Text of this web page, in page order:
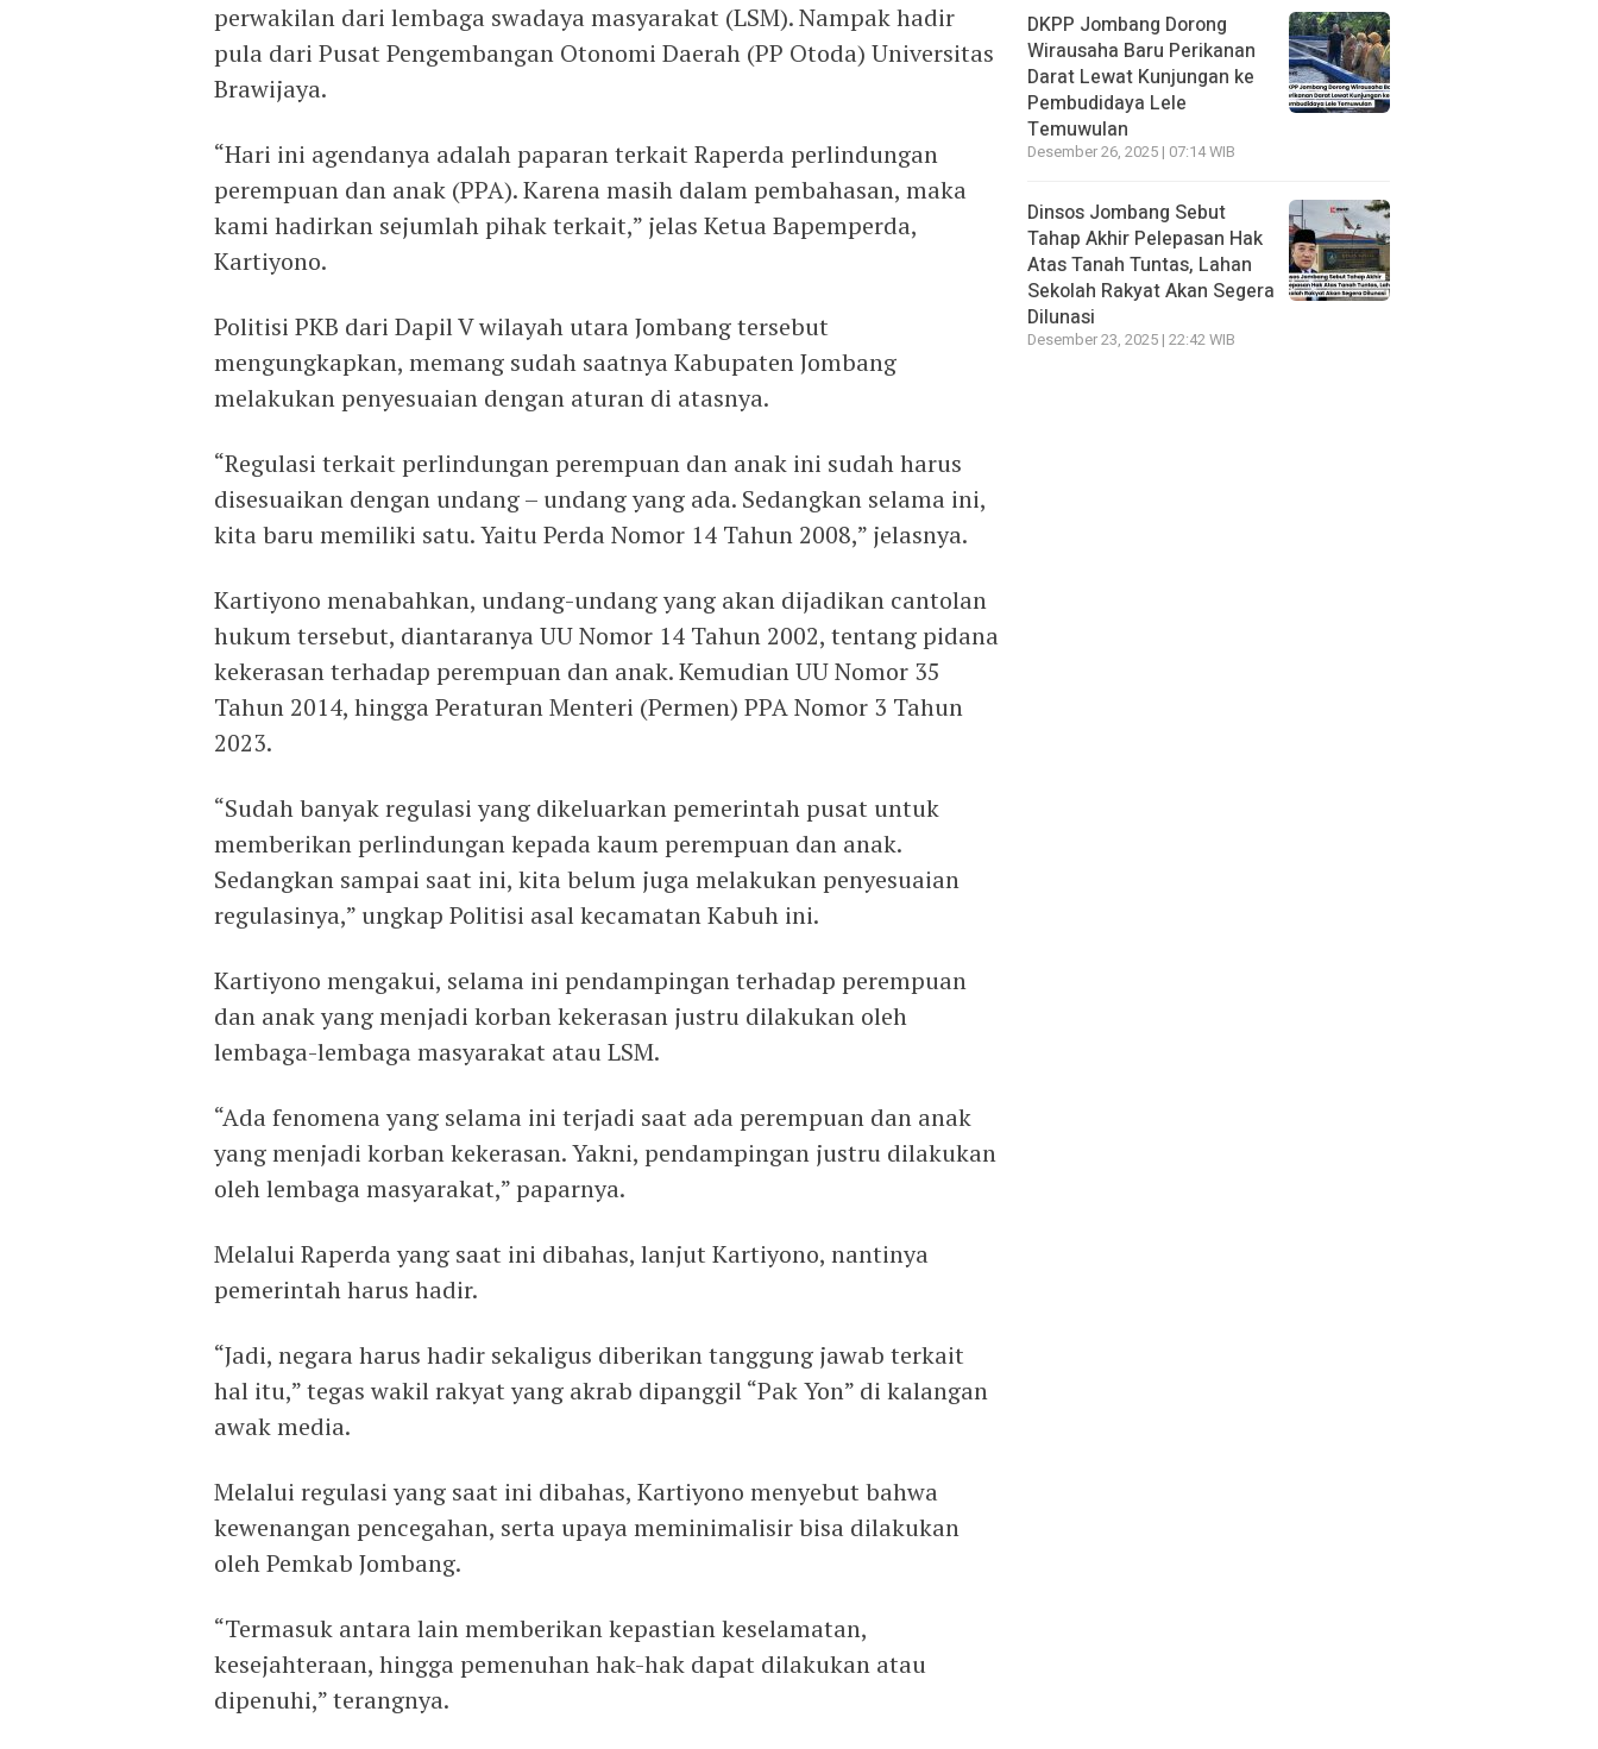
perwakilan dari lembaga swadaya masyarakat (LSM). Nampak hadir
pula dari Pusat Pengembangan Otonomi Daerah (PP Otoda) Universitas
Brawijaya.
“Hari ini agendanya adalah paparan terkait Raperda perlindungan
perempuan dan anak (PPA). Karena masih dalam pembahasan, maka
kami hadirkan sejumlah pihak terkait,” jelas Ketua Bapemperda,
Kartiyono.
Politisi PKB dari Dapil V wilayah utara Jombang tersebut
mengungkapkan, memang sudah saatnya Kabupaten Jombang
melakukan penyesuaian dengan aturan di atasnya.
“Regulasi terkait perlindungan perempuan dan anak ini sudah harus
disesuaikan dengan undang – undang yang ada. Sedangkan selama ini,
kita baru memiliki satu. Yaitu Perda Nomor 14 Tahun 2008,” jelasnya.
Kartiyono menabahkan, undang-undang yang akan dijadikan cantolan
hukum tersebut, diantaranya UU Nomor 14 Tahun 2002, tentang pidana
kekerasan terhadap perempuan dan anak. Kemudian UU Nomor 35
Tahun 2014, hingga Peraturan Menteri (Permen) PPA Nomor 3 Tahun
2023.
“Sudah banyak regulasi yang dikeluarkan pemerintah pusat untuk
memberikan perlindungan kepada kaum perempuan dan anak.
Sedangkan sampai saat ini, kita belum juga melakukan penyesuaian
regulasinya,” ungkap Politisi asal kecamatan Kabuh ini.
Kartiyono mengakui, selama ini pendampingan terhadap perempuan
dan anak yang menjadi korban kekerasan justru dilakukan oleh
lembaga-lembaga masyarakat atau LSM.
“Ada fenomena yang selama ini terjadi saat ada perempuan dan anak
yang menjadi korban kekerasan. Yakni, pendampingan justru dilakukan
oleh lembaga masyarakat,” paparnya.
Melalui Raperda yang saat ini dibahas, lanjut Kartiyono, nantinya
pemerintah harus hadir.
“Jadi, negara harus hadir sekaligus diberikan tanggung jawab terkait
hal itu,” tegas wakil rakyat yang akrab dipanggil “Pak Yon” di kalangan
awak media.
Melalui regulasi yang saat ini dibahas, Kartiyono menyebut bahwa
kewenangan pencegahan, serta upaya meminimalisir bisa dilakukan
oleh Pemkab Jombang.
“Termasuk antara lain memberikan kepastian keselamatan,
kesejahteraan, hingga pemenuhan hak-hak dapat dilakukan atau
dipenuhi,” terangnya.
DKPP Jombang Dorong
Wirausaha Baru Perikanan
Darat Lewat Kunjungan ke
Pembudidaya Lele
Temuwulan
Desember 26, 2025 | 07:14 WIB
Dinsos Jombang Sebut
Tahap Akhir Pelepasan Hak
Atas Tanah Tuntas, Lahan
Sekolah Rakyat Akan Segera
Dilunasi
Desember 23, 2025 | 22:42 WIB